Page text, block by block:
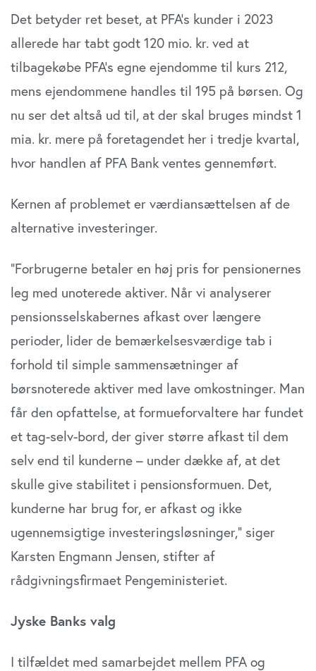
Det betyder ret beset, at PFA’s kunder i 2023
allerede har tabt godt 120 mio. kr. ved at
tilbagekøbe PFA’s egne ejendomme til kurs 212,
mens ejendommene handles til 195 på børsen. Og
nu ser det altså ud til, at der skal bruges mindst 1
mia. kr. mere på foretagendet her i tredje kvartal,
hvor handlen af PFA Bank ventes gennemført.
Kernen af problemet er værdiansættelsen af de
alternative investeringer.
”Forbrugerne betaler en høj pris for pensionernes
leg med unoterede aktiver. Når vi analyserer
pensionsselskabernes afkast over længere
perioder, lider de bemærkelsesværdige tab i
forhold til simple sammensætninger af
børsnoterede aktiver med lave omkostninger. Man
får den opfattelse, at formueforvaltere har fundet
et tag-selv-bord, der giver større afkast til dem
selv end til kunderne – under dække af, at det
skulle give stabilitet i pensionsformuen. Det,
kunderne har brug for, er afkast og ikke
ugennemsigtige investeringsløsninger,” siger
Karsten Engmann Jensen, stifter af
rådgivningsfirmaet Pengeministeriet.
Jyske Banks valg
I tilfældet med samarbejdet mellem PFA og